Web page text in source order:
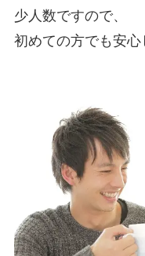
少人数ですので、
初めての方でも安心